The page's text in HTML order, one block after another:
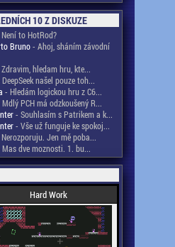
10 Z DISKUZE
to HotRod?
Bruno- Ahoj, sháním závodní
hledam hru, kte...
našel pouze toh...
- Hledám logickou hru z C6...
PCH má odzkoušený R...
- Souhlasím s Patrikem a k...
- Vše už funguje ke spokoj...
Jen mě poba...
Mas dve moznosti. 1. bu...
Hard Work